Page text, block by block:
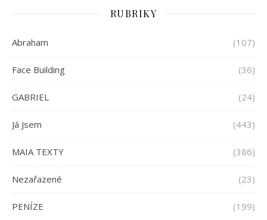
RUBRIKY
Abraham (107)
Face Building (36)
GABRIEL (24)
Já Jsem (443)
MAIA TEXTY (386)
Nezařazené (23)
PENÍZE (199)